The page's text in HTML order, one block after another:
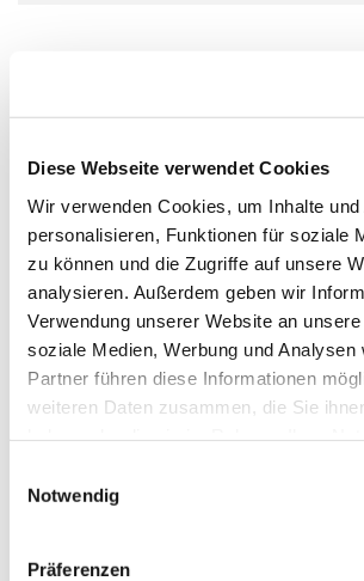
Diese Webseite verwendet Cookies
Wir verwenden Cookies, um Inhalte
personalisieren, Funktionen für soziale
zu können und die Zugriffe auf unsere
analysieren. Außerdem geben wir
Verwendung unserer Website an
soziale Medien, Werbung und Analysen
Partner führen diese Informationen
weiteren Daten zusammen, die Sie
Notwendig
Präferenzen
Dies könnte Sie auch